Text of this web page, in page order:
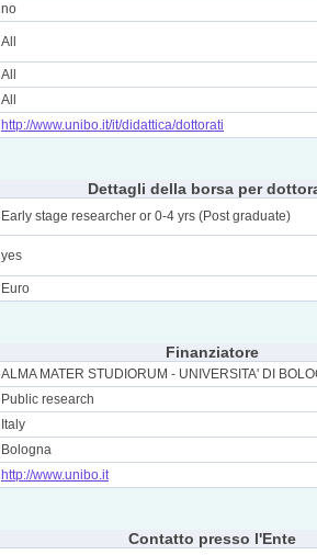
no
All
All
All
http://www.unibo.it/it/didattica/dottorati
Dettagli della borsa per
Early stage researcher or 0-4 yrs (Post graduate)
yes
Euro
Finanziatore
ALMA MATER STUDIORUM - UNIVERSITA' DI
Public research
Italy
Bologna
http://www.unibo.it
Contatto presso l'Ente